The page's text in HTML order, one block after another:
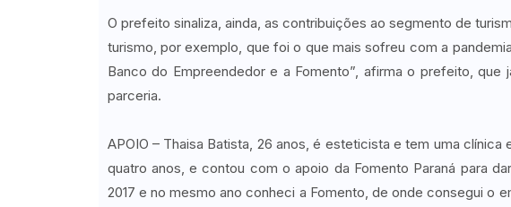
O prefeito sinaliza, ainda, as contribuições ao segmento de
turismo, por exemplo, que foi o que mais sofreu com a
Banco do Empreendedor e a Fomento”, afirma o prefeito,
parceria.
APOIO – Thaisa Batista, 26 anos, é esteticista e tem uma
quatro anos, e contou com o apoio da Fomento Paraná para
2017 e no mesmo ano conheci a Fomento, de onde consegui o